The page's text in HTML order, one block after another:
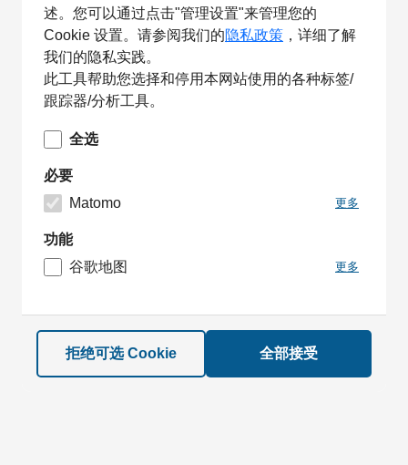
述。您可以通过点击"管理设置"来管理您的
Cookie 设置。请参阅我们的隐私政策 ，详细了解
我们的隐私实践。
此工具帮助您选择和停用本网站使用的各种标签/
跟踪器/分析工具。
全选
必要
Matomo
更多
功能
谷歌地图
更多
拒绝可选 Cookie 全部接受